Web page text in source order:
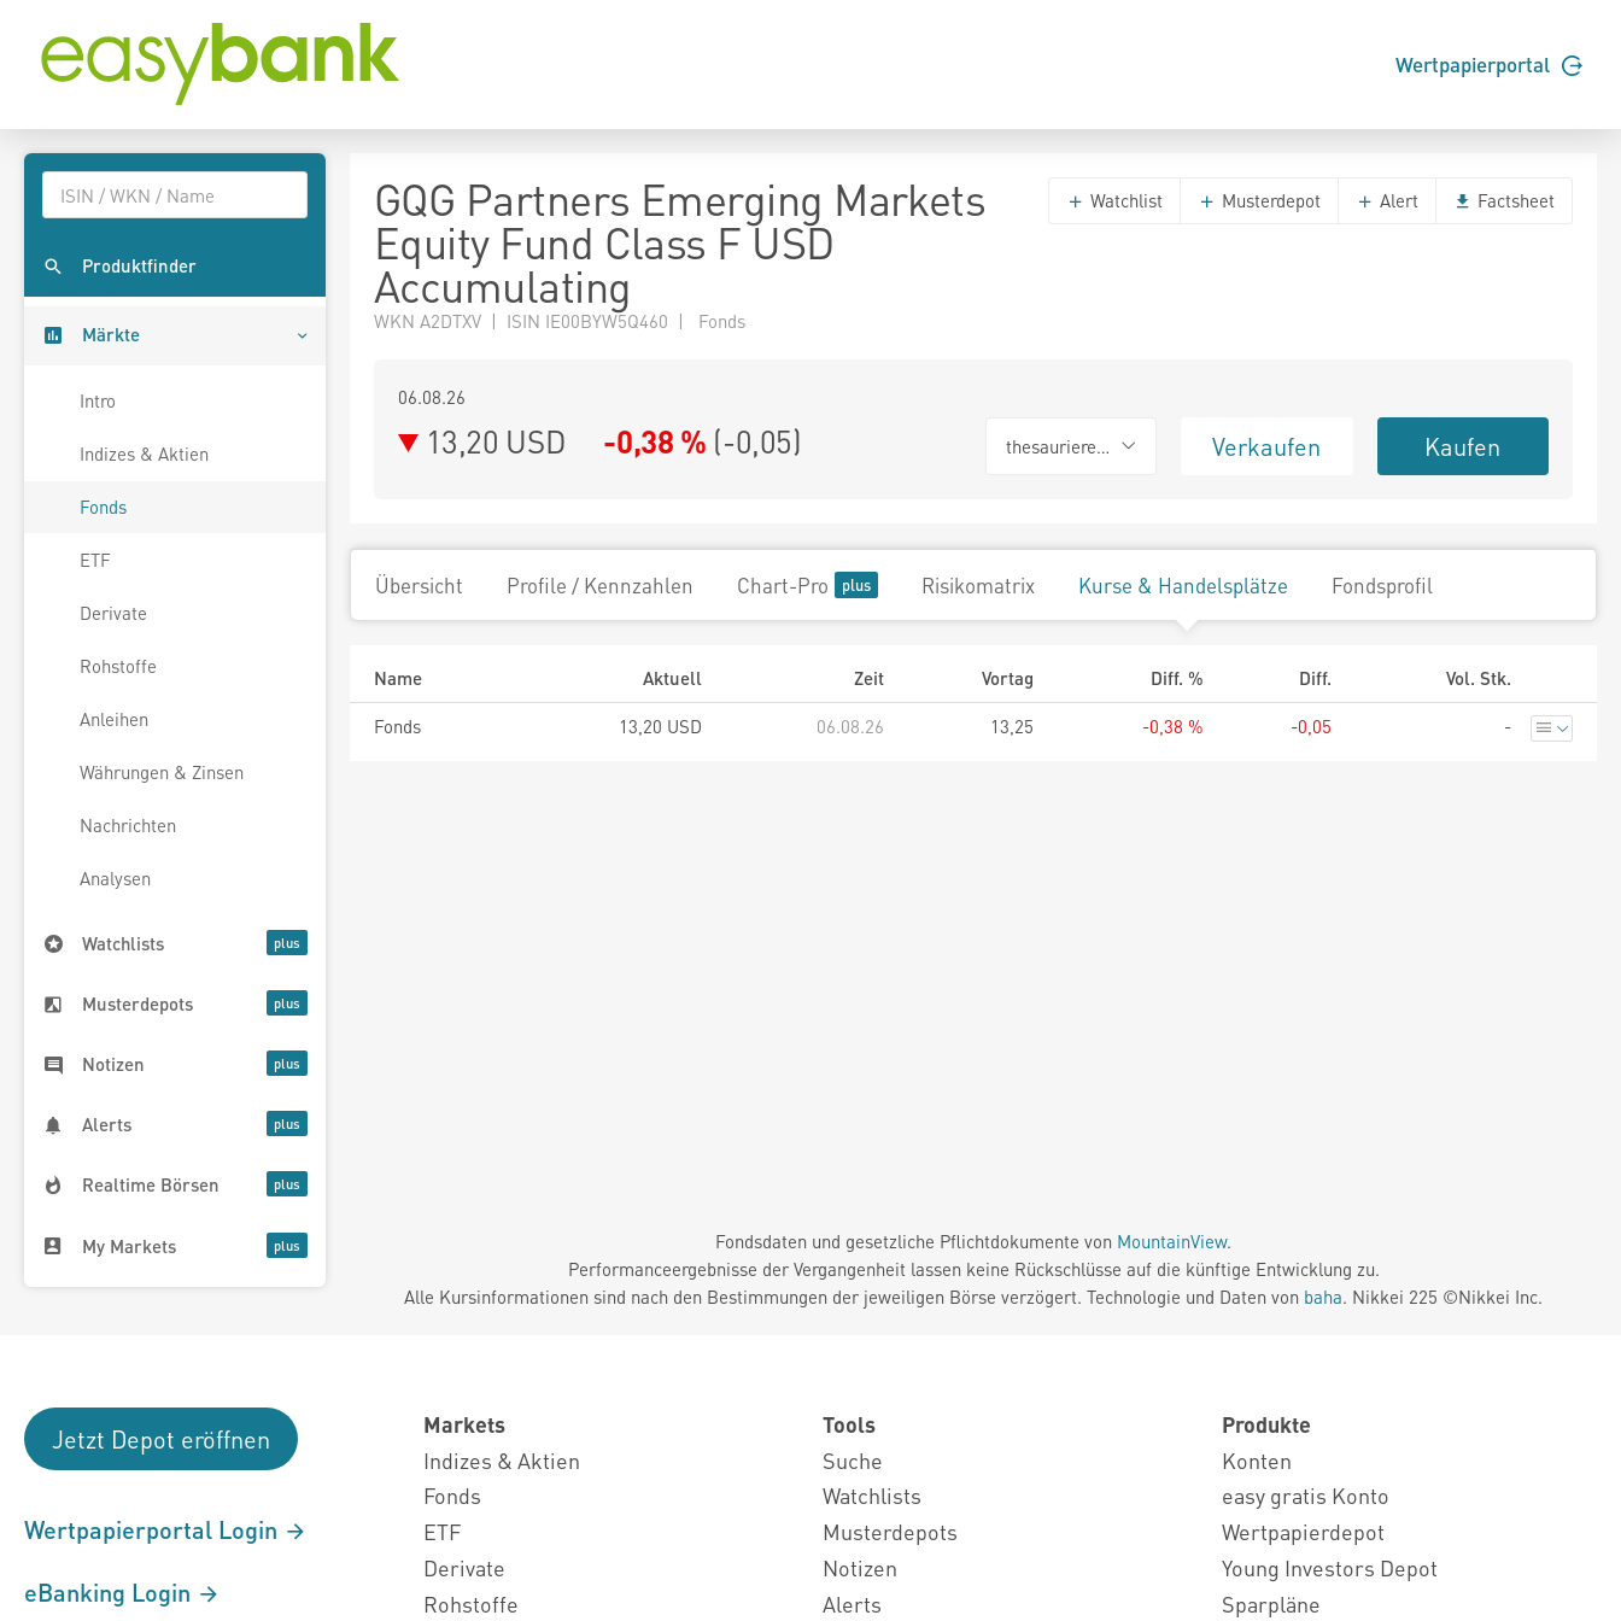
Wertpapierportal
Produktfinder
Märkte
Intro
Indizes & Aktien
Fonds
ETF
Derivate
Rohstoffe
Anleihen
Währungen & Zinsen
Nachrichten
Analysen
Watchlists
Musterdepots
Notizen
Alerts
Realtime Börsen
My Markets
GQG Partners Emerging Markets
Equity Fund Class F USD
Accumulating
WKN A2DTXV | ISIN IE00BYW5Q460 | Fonds
Watchlist Musterdepot Alert Factsheet
06.08.26
13,20 USD -0,38 % (-0,05) thesaurierend Verkaufen Kaufen
Übersicht Profile / Kennzahlen Chart-Pro Risikomatrix Kurse & Handelsplätze Fondsprofil
Name Aktuell Zeit Vortag Diff. % Diff.
Vol. Stk.
Fonds
13,20 USD 06.08.26 13,25 -0,38 % -0,05 -
Fondsdaten und gesetzliche Pflichtdokumente von MountainView.
Performanceergebnisse der Vergangenheit lassen keine Rückschlüsse auf die künftige Entwicklung zu.
Alle Kursinformationen sind nach den Bestimmungen der jeweiligen Börse verzögert. Technologie und Daten von baha. Nikkei 225 ©Nikkei Inc.
Jetzt Depot eröffnen
Wertpapierportal Login
eBanking Login
Markets
Indizes & Aktien
Fonds
ETF
Derivate
Rohstoffe
Tools
Suche
Watchlists
Musterdepots
Notizen
Alerts
Produkte
Konten
easy gratis Konto
Wertpapierdepot
Young Investors Depot
Sparpläne